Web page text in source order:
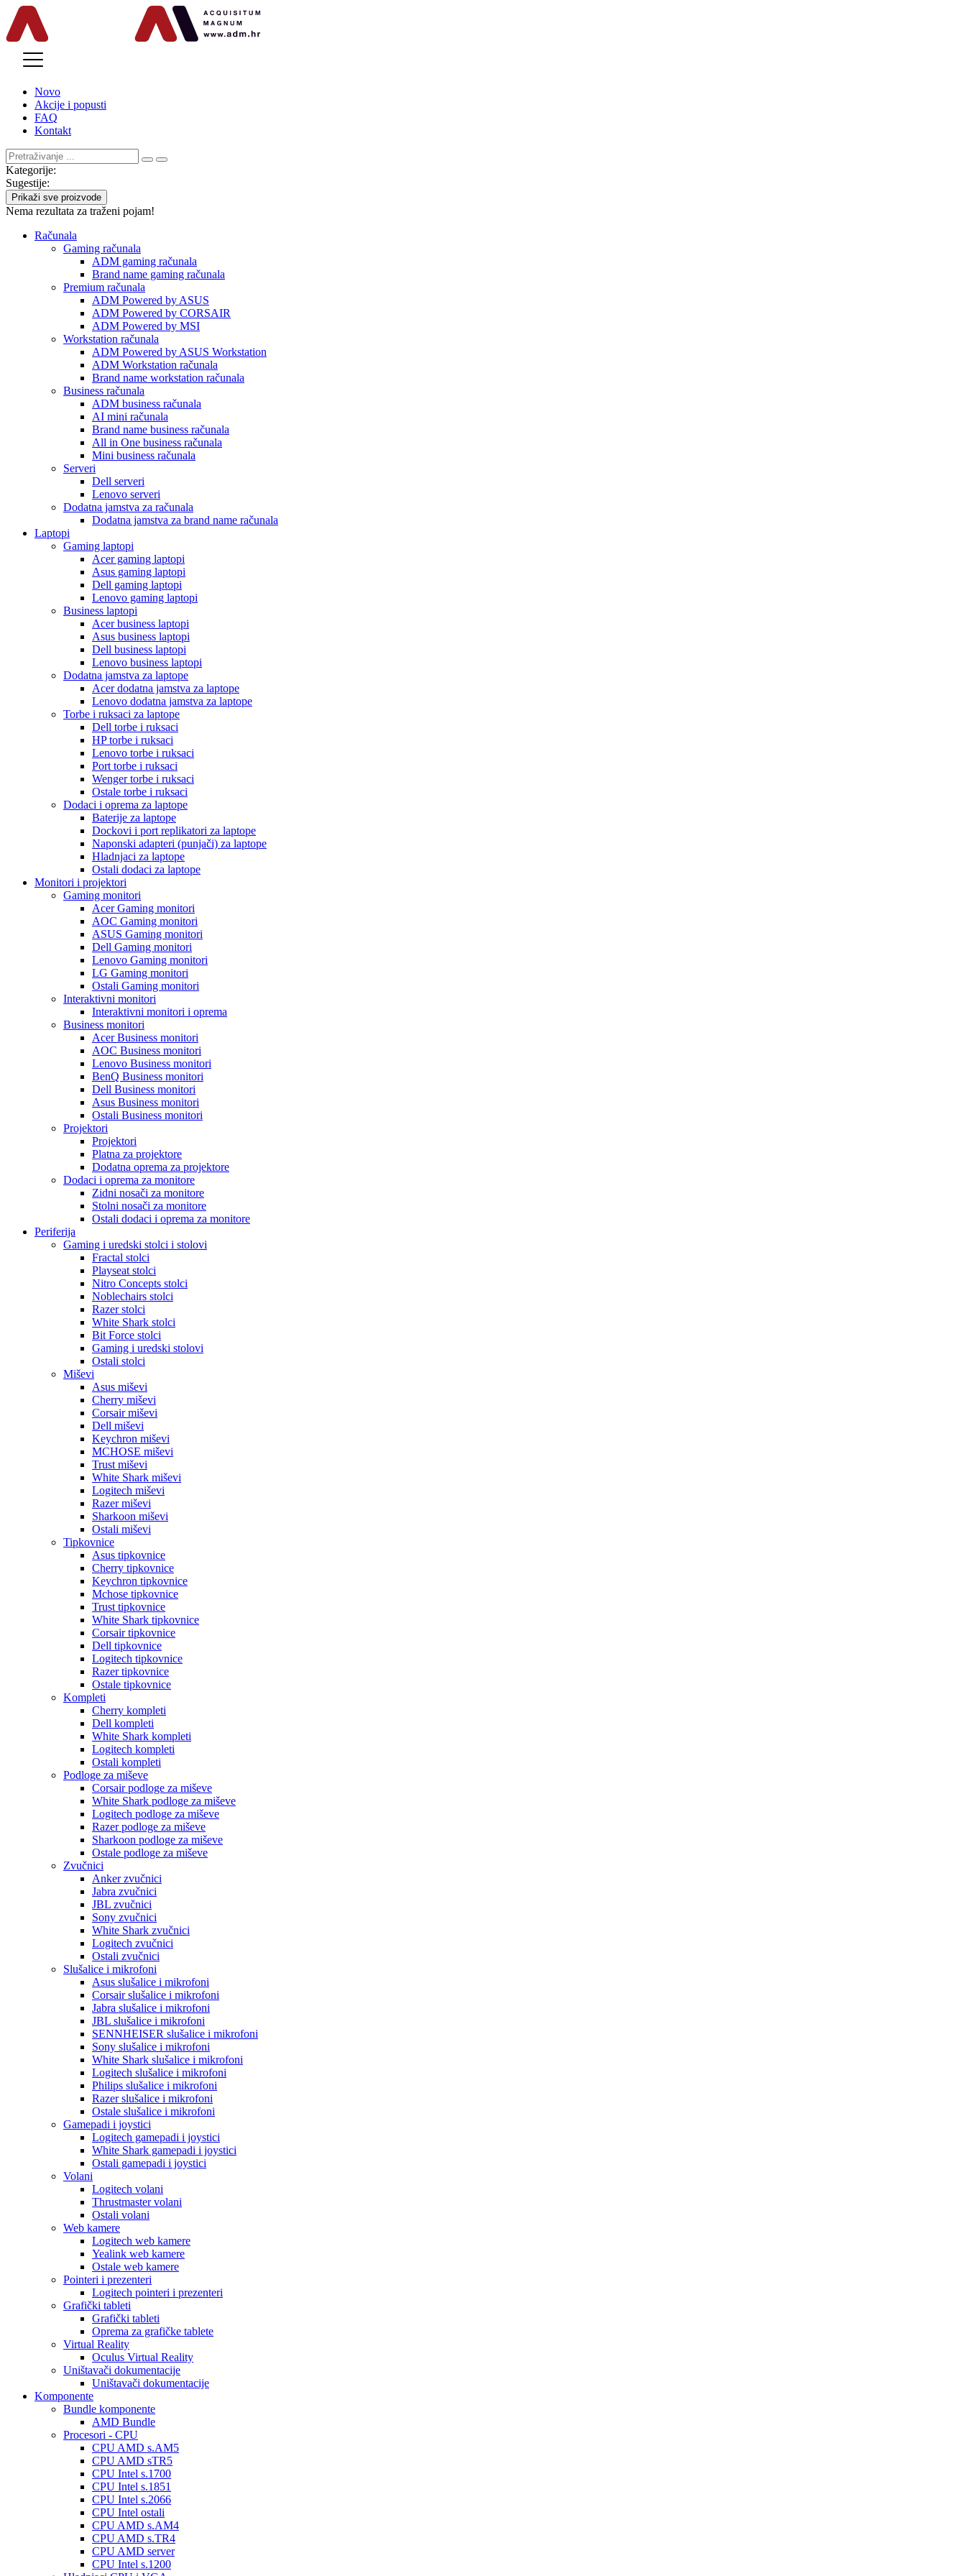
Novo
Akcije i popusti
FAQ
Kontakt
Kategorije:
Sugestije:
Prikaži sve proizvode
Nema rezultata za traženi pojam!
Računala
Gaming računala
ADM gaming računala
Brand name gaming računala
Premium računala
ADM Powered by ASUS
ADM Powered by CORSAIR
ADM Powered by MSI
Workstation računala
ADM Powered by ASUS Workstation
ADM Workstation računala
Brand name workstation računala
Business računala
ADM business računala
AI mini računala
Brand name business računala
All in One business računala
Mini business računala
Serveri
Dell serveri
Lenovo serveri
Dodatna jamstva za računala
Dodatna jamstva za brand name računala
Laptopi
Gaming laptopi
Acer gaming laptopi
Asus gaming laptopi
Dell gaming laptopi
Lenovo gaming laptopi
Business laptopi
Acer business laptopi
Asus business laptopi
Dell business laptopi
Lenovo business laptopi
Dodatna jamstva za laptope
Acer dodatna jamstva za laptope
Lenovo dodatna jamstva za laptope
Torbe i ruksaci za laptope
Dell torbe i ruksaci
HP torbe i ruksaci
Lenovo torbe i ruksaci
Port torbe i ruksaci
Wenger torbe i ruksaci
Ostale torbe i ruksaci
Dodaci i oprema za laptope
Baterije za laptope
Dockovi i port replikatori za laptope
Naponski adapteri (punjači) za laptope
Hladnjaci za laptope
Ostali dodaci za laptope
Monitori i projektori
Gaming monitori
Acer Gaming monitori
AOC Gaming monitori
ASUS Gaming monitori
Dell Gaming monitori
Lenovo Gaming monitori
LG Gaming monitori
Ostali Gaming monitori
Interaktivni monitori
Interaktivni monitori i oprema
Business monitori
Acer Business monitori
AOC Business monitori
Lenovo Business monitori
BenQ Business monitori
Dell Business monitori
Asus Business monitori
Ostali Business monitori
Projektori
Projektori
Platna za projektore
Dodatna oprema za projektore
Dodaci i oprema za monitore
Zidni nosači za monitore
Stolni nosači za monitore
Ostali dodaci i oprema za monitore
Periferija
Gaming i uredski stolci i stolovi
Fractal stolci
Playseat stolci
Nitro Concepts stolci
Noblechairs stolci
Razer stolci
White Shark stolci
Bit Force stolci
Gaming i uredski stolovi
Ostali stolci
Miševi
Asus miševi
Cherry miševi
Corsair miševi
Dell miševi
Keychron miševi
MCHOSE miševi
Trust miševi
White Shark miševi
Logitech miševi
Razer miševi
Sharkoon miševi
Ostali miševi
Tipkovnice
Asus tipkovnice
Cherry tipkovnice
Keychron tipkovnice
Mchose tipkovnice
Trust tipkovnice
White Shark tipkovnice
Corsair tipkovnice
Dell tipkovnice
Logitech tipkovnice
Razer tipkovnice
Ostale tipkovnice
Kompleti
Cherry kompleti
Dell kompleti
White Shark kompleti
Logitech kompleti
Ostali kompleti
Podloge za miševe
Corsair podloge za miševe
White Shark podloge za miševe
Logitech podloge za miševe
Razer podloge za miševe
Sharkoon podloge za miševe
Ostale podloge za miševe
Zvučnici
Anker zvučnici
Jabra zvučnici
JBL zvučnici
Sony zvučnici
White Shark zvučnici
Logitech zvučnici
Ostali zvučnici
Slušalice i mikrofoni
Asus slušalice i mikrofoni
Corsair slušalice i mikrofoni
Jabra slušalice i mikrofoni
JBL slušalice i mikrofoni
SENNHEISER slušalice i mikrofoni
Sony slušalice i mikrofoni
White Shark slušalice i mikrofoni
Logitech slušalice i mikrofoni
Philips slušalice i mikrofoni
Razer slušalice i mikrofoni
Ostale slušalice i mikrofoni
Gamepadi i joystici
Logitech gamepadi i joystici
White Shark gamepadi i joystici
Ostali gamepadi i joystici
Volani
Logitech volani
Thrustmaster volani
Ostali volani
Web kamere
Logitech web kamere
Yealink web kamere
Ostale web kamere
Pointeri i prezenteri
Logitech pointeri i prezenteri
Grafički tableti
Grafički tableti
Oprema za grafičke tablete
Virtual Reality
Oculus Virtual Reality
Uništavači dokumentacije
Uništavači dokumentacije
Komponente
Bundle komponente
AMD Bundle
Procesori - CPU
CPU AMD s.AM5
CPU AMD sTR5
CPU Intel s.1700
CPU Intel s.1851
CPU Intel s.2066
CPU Intel ostali
CPU AMD s.AM4
CPU AMD s.TR4
CPU AMD server
CPU Intel s.1200